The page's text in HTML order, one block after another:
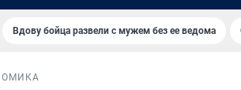
Вдову бойца развели с мужем без ее ведома